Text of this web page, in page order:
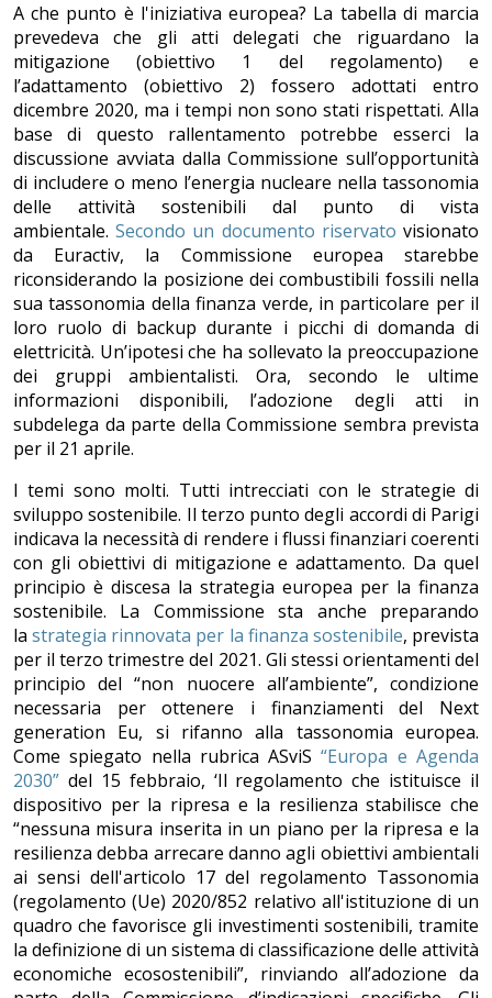
A che punto è l'iniziativa europea? La tabella di marcia
prevedeva che gli atti delegati che riguardano la
mitigazione (obiettivo 1 del regolamento) e
l’adattamento (obiettivo 2) fossero adottati entro
dicembre 2020, ma i tempi non sono stati rispettati. Alla
base di questo rallentamento potrebbe esserci la
discussione avviata dalla Commissione sull’opportunità
di includere o meno l’energia nucleare nella tassonomia
delle attività sostenibili dal punto di vista
ambientale.Secondo un documento riservato visionato
da Euractiv, la Commissione europea starebbe
riconsiderando la posizione dei combustibili fossili nella
sua tassonomia della finanza verde, in particolare per il
loro ruolo di backup durante i picchi di domanda di
elettricità. Un’ipotesi che ha sollevato la preoccupazione
dei gruppi ambientalisti. Ora, secondo le ultime
informazioni disponibili, l’adozione degli atti in
subdelega da parte della Commissione sembra prevista
per il 21 aprile.
I temi sono molti. Tutti intrecciati con le strategie di
sviluppo sostenibile. Il terzo punto degli accordi di Parigi
indicava la necessità di rendere i flussi finanziari coerenti
con gli obiettivi di mitigazione e adattamento. Da quel
principio è discesa la strategia europea per la finanza
sostenibile. La Commissione sta anche preparando
lastrategia rinnovata per la finanza sostenibile, prevista
per il terzo trimestre del 2021. Gli stessi orientamenti del
principio del “non nuocere all’ambiente”, condizione
necessaria per ottenere i finanziamenti del Next
generation Eu, si rifanno alla tassonomia europea.
Come spiegato nella rubrica ASviS“Europa e Agenda
2030” del 15 febbraio, ‘Il regolamento che istituisce il
dispositivo per la ripresa e la resilienza stabilisce che
“nessuna misura inserita in un piano per la ripresa e la
resilienza debba arrecare danno agli obiettivi ambientali
ai sensi dell'articolo 17 del regolamento Tassonomia
(regolamento (Ue) 2020/852 relativo all'istituzione di un
quadro che favorisce gli investimenti sostenibili, tramite
la definizione di un sistema di classificazione delle attività
economiche ecosostenibili”, rinviando all’adozione da